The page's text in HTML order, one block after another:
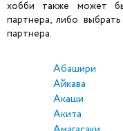
хобби также может
партнера, либо
партнера.
Абашири
Айкава
Акаши
Акита